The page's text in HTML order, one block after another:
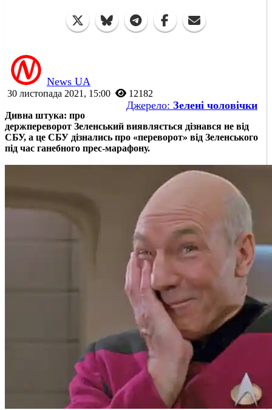
News UA
30 листопада 2021, 15:00 12182
Джерело: Зелені чоловічки
Дивна штука: про
держпереворот Зеленський виявляється дізнався не від
СБУ, а це СБУ дізнались про «переворот» від Зеленського
під час ганебного прес-марафону.